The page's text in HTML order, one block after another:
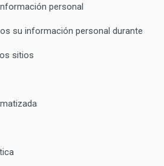
personal
su información personal durante
sitios